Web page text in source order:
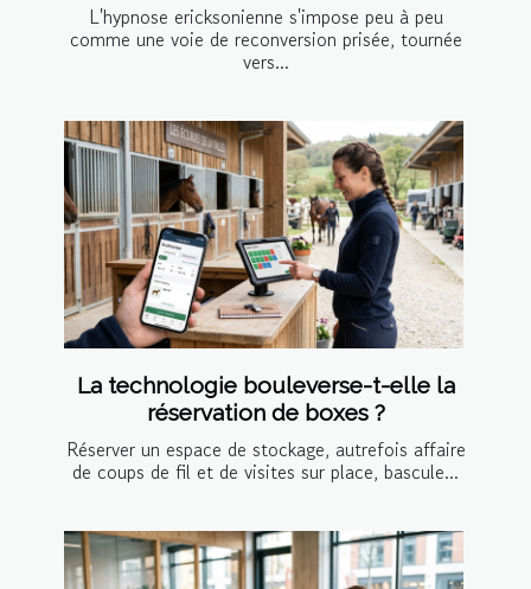
L'hypnose ericksonienne s'impose peu à peu
comme une voie de reconversion prisée, tournée
vers...
La technologie bouleverse-t-elle la
réservation de boxes ?
Réserver un espace de stockage, autrefois affaire
de coups de fil et de visites sur place, bascule...